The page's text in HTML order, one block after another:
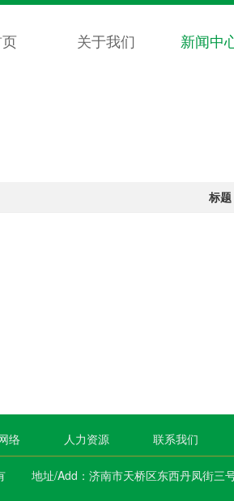
关于我们 新闻中
标题
络 人力资源 联系我们
地址/Add：济南市天桥区东西丹凤街